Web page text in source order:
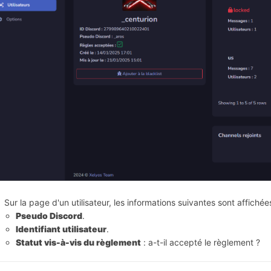
Sur la page d'un utilisateur, les informations suivantes sont
Pseudo Discord.
Identifiant utilisateur.
Statut vis-à-vis du règlement : a-t-il accepté le règlement ?